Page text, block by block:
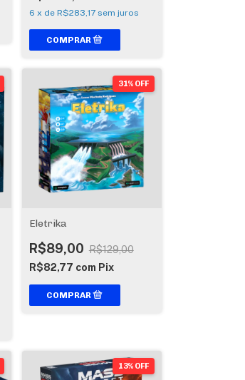
6 x de R$283,17 sem juros
31% OFF
Eletrika
R$89,00 R$129,00
R$82,77 com Pix
13% OFF